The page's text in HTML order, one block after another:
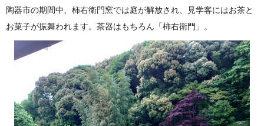
陶器市の期間中、柿右衛門窯では庭が解放され、見学客にはお茶と
お菓子が振舞われます。茶器はもちろん「柿右衛門」。